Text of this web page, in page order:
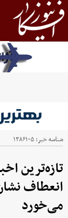
شناسه خبر: ۱۳۸۶۱۰۵
تازه‌ترین
انعطاف
می‌خورد